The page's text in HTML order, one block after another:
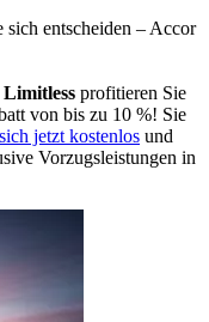
entscheiden – Accor
profitieren Sie
von bis zu 10 %! Sie
jetzt kostenlos und
Vorzugsleistungen in